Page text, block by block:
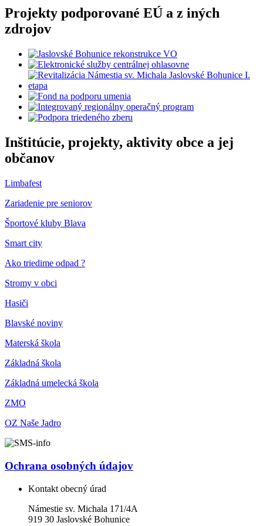
Projekty podporované EÚ a z iných
zdrojov
Inštitúcie, projekty, aktivity obce a jej
občanov
Limbafest
Zariadenie pre seniorov
Športové kluby Blava
Smart city
Ako triedime odpad ?
Stromy v obci
Hasiči
Blavské noviny
Materská škola
Základná škola
Základná umelecká škola
ZMO
OZ Naše Jadro
Ochrana osobných údajov
Kontakt obecný úrad
Námestie sv. Michala 171/4A
919 30 Jaslovské Bohunice